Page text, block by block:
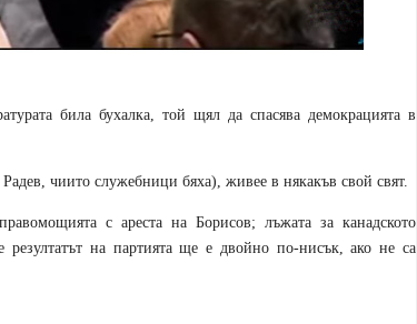
била бухалка, той щял да спасява демокрацията в
чиито служебници бяха), живее в някакъв свой свят.
с ареста на Борисов; лъжата за канадското
резултатът на партията ще е двойно по-нисък, ако не са